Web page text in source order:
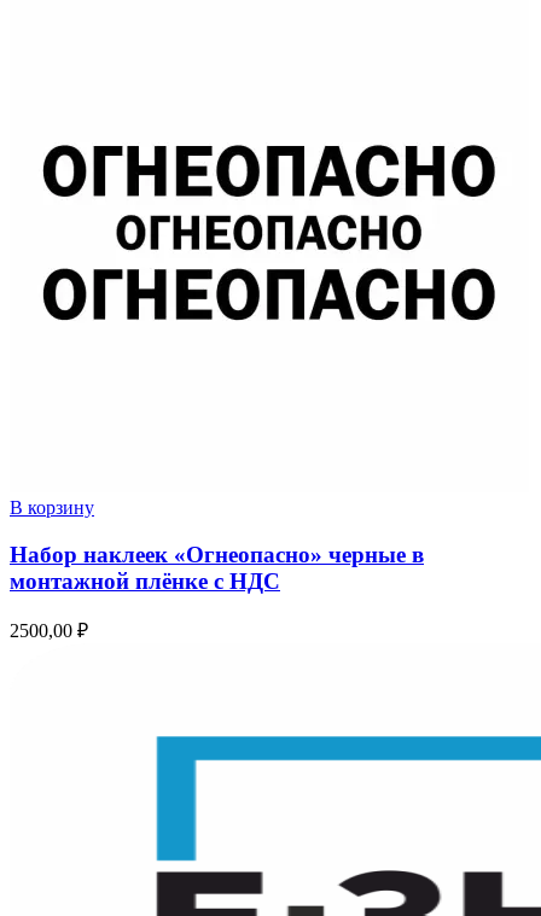
В корзину
Набор наклеек «Огнеопасно» черные в
монтажной плёнке с НДС
2500,00 ₽